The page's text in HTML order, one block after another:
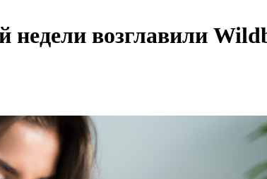
недели возглавили